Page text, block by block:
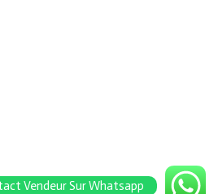
Vendeur Sur Whatsapp